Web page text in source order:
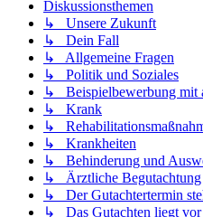
Diskussionsthemen
↳ Unsere Zukunft
↳ Dein Fall
↳ Allgemeine Fragen
↳ Politik und Soziales
↳ Beispielbewerbung mit
↳ Krank
↳
↳ Krankheiten
↳ Behinderung und
↳ Ärztliche Begutachtung
↳ Der Gutachtertermin
↳ Das Gutachten liegt vor